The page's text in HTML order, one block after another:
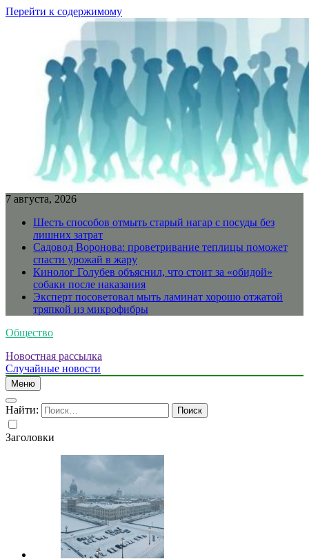
Перейти к содержимому
7 августа, 2026
Шесть способов отмыть старый нагар с посуды без
лишних затрат
Садовод Воронова: проветривание теплицы поможет
спасти урожай в жару
Кинолог Голубев объяснил, что стоит за «обидой»
собаки после наказания
Эксперт посоветовал мыть ламинат хорошо отжатой
тряпкой из микрофибры
Общество
Новостная рассылка
Случайные новости
Меню
Найти:
Заголовки